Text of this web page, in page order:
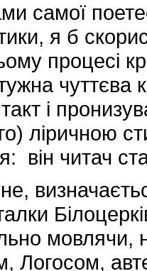
самої
я б
процесі
чуттєва
і
ліричною
він читач
мовлячи,
Логосом,